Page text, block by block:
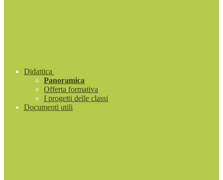
Didattica
Panoramica
Offerta formativa
I progetti delle classi
Documenti utili